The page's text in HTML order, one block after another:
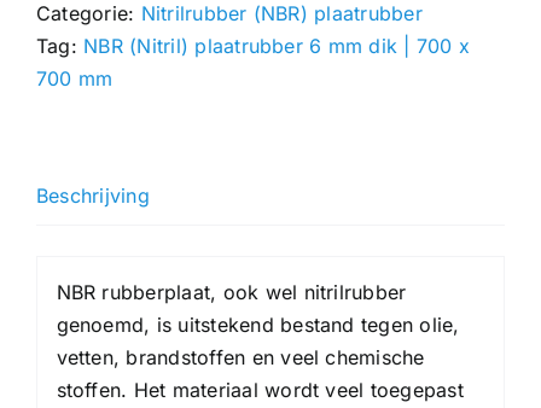
|
700
x
Categorie: Nitrilrubber (NBR) plaatrubber
Tag: NBR (Nitril) plaatrubber 6 mm dik | 700 x
700 mm
Beschrijving
NBR rubberplaat, ook wel nitrilrubber
genoemd, is uitstekend bestand tegen olie,
vetten, brandstoffen en veel chemische
stoffen. Het materiaal wordt veel toegepast